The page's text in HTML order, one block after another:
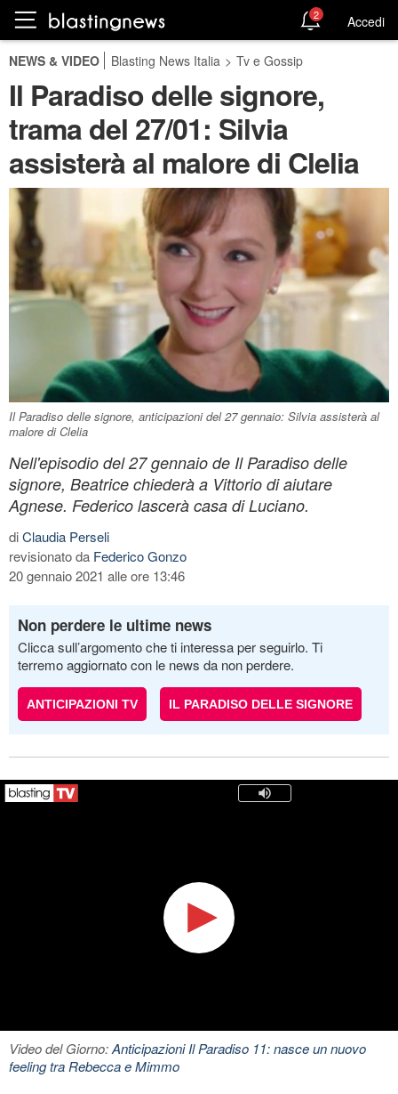
2 Accedi
NEWS & VIDEO Blasting News Italia > Tv e Gossip
Il Paradiso delle signore,
trama del 27/01: Silvia
assisterà al malore di Clelia
Il Paradiso delle signore, anticipazioni del 27 gennaio: Silvia assisterà al
malore di Clelia
Nell'episodio del 27 gennaio de Il Paradiso delle
signore, Beatrice chiederà a Vittorio di aiutare
Agnese. Federico lascerà casa di Luciano.
diClaudia Perseli
revisionato da Federico Gonzo
20 gennaio 2021 alle ore 13:46
Non perdere le ultime news
Clicca sull’argomento che ti interessa per seguirlo. Ti
terremo aggiornato con le news da non perdere.
ANTICIPAZIONI TV IL PARADISO DELLE SIGNORE
Video del Giorno:Anticipazioni Il Paradiso 11: nasce un nuovo
feeling tra Rebecca e Mimmo